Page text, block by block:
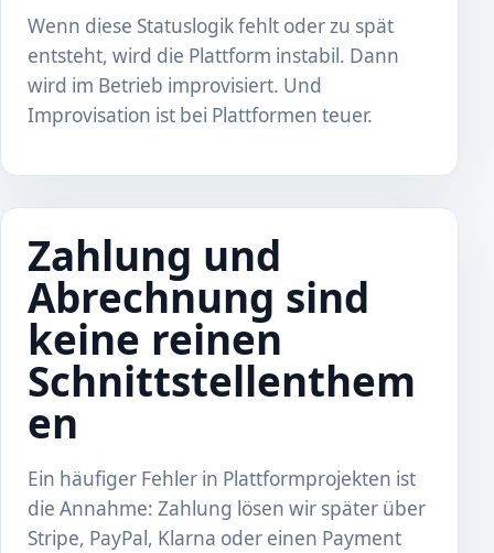
Wenn diese Statuslogik fehlt oder zu spät
entsteht, wird die Plattform instabil. Dann
wird im Betrieb improvisiert. Und
Improvisation ist bei Plattformen teuer.
Zahlung und
Abrechnung sind
keine reinen
Schnittstellenthem
en
Ein häufiger Fehler in Plattformprojekten ist
die Annahme: Zahlung lösen wir später über
Stripe, PayPal, Klarna oder einen Payment